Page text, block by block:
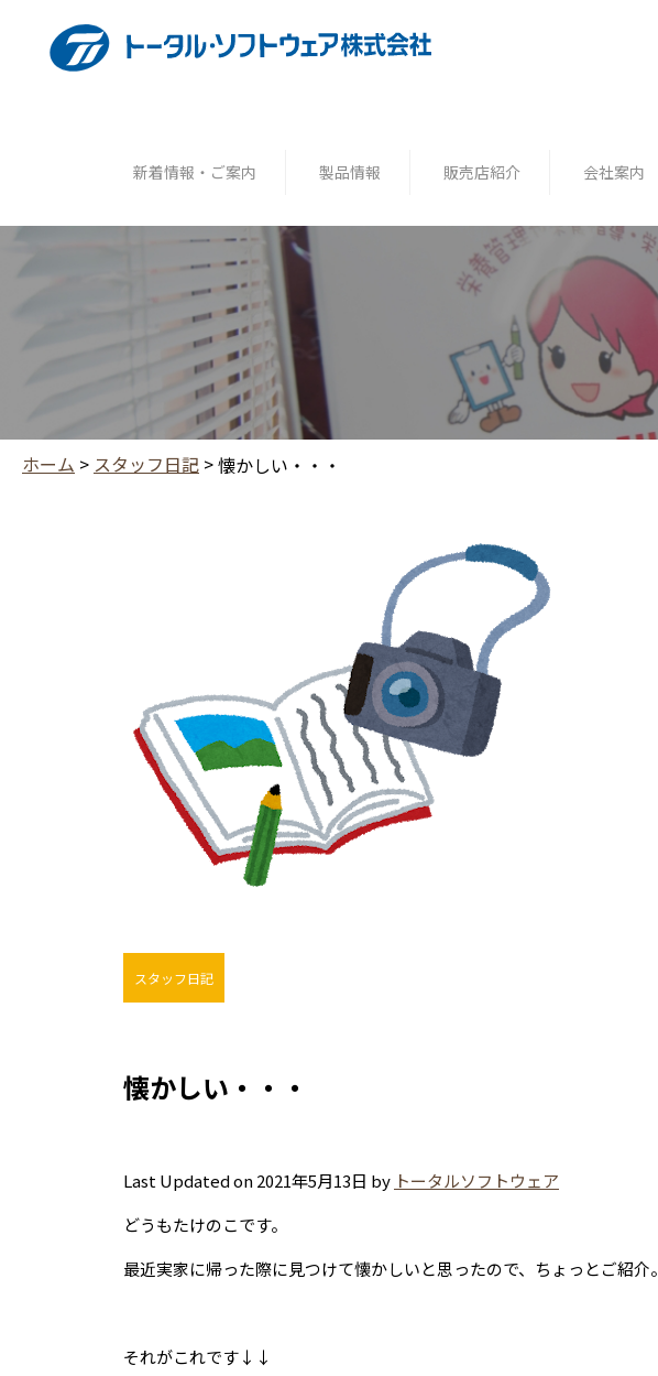
新着情報・ご案内 製品情報 販売店紹介 会社案内
ホーム > スタッフ日記 >懐かしい・・・
スタッフ日記
懐かしい・・・
Last Updated on 2021年5月13日 by トータルソフトウェア
どうもたけのこです。
最近実家に帰った際に見つけて懐かしいと思ったので、ちょっとご紹介。
それがこれです↓↓